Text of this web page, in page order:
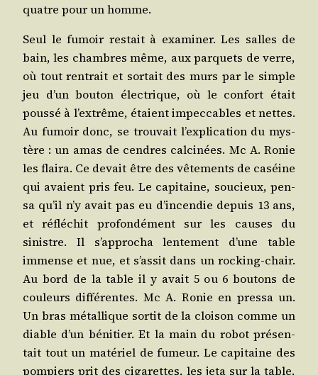
quatre pour un homme.
Seul le fumoir res­tait à exa­mi­ner. Les salles de
bain, les chambres même, aux par­quets de verre,
où tout ren­trait et sor­tait des murs par le simple
jeu d’un bou­ton élec­trique, où le confort était
pous­sé à l’ex­trême, étaient impec­cables et nettes.
Au fumoir donc, se trou­vait l’ex­pli­ca­tion du mys­
tère : un amas de cendres cal­ci­nées. Mc A. Ronie
les flai­ra. Ce devait être des vête­ments de caséine
qui avaient pris feu. Le capi­taine, sou­cieux, pen­
sa qu’il n’y avait pas eu d’in­cen­die depuis 13 ans,
et réflé­chit pro­fon­dé­ment sur les causes du
sinistre. Il s’ap­pro­cha len­te­ment d’une table
immense et nue, et s’as­sit dans un rocking-chair.
Au bord de la table il y avait 5 ou 6 bou­tons de
cou­leurs dif­fé­rentes. Mc A. Ronie en pres­sa un.
Un bras métal­lique sor­tit de la cloi­son comme un
diable d’un béni­tier. Et la main du robot pré­sen­
tait tout un maté­riel de fumeur. Le capi­taine des
pom­piers prit des ciga­rettes, les jeta sur la table,